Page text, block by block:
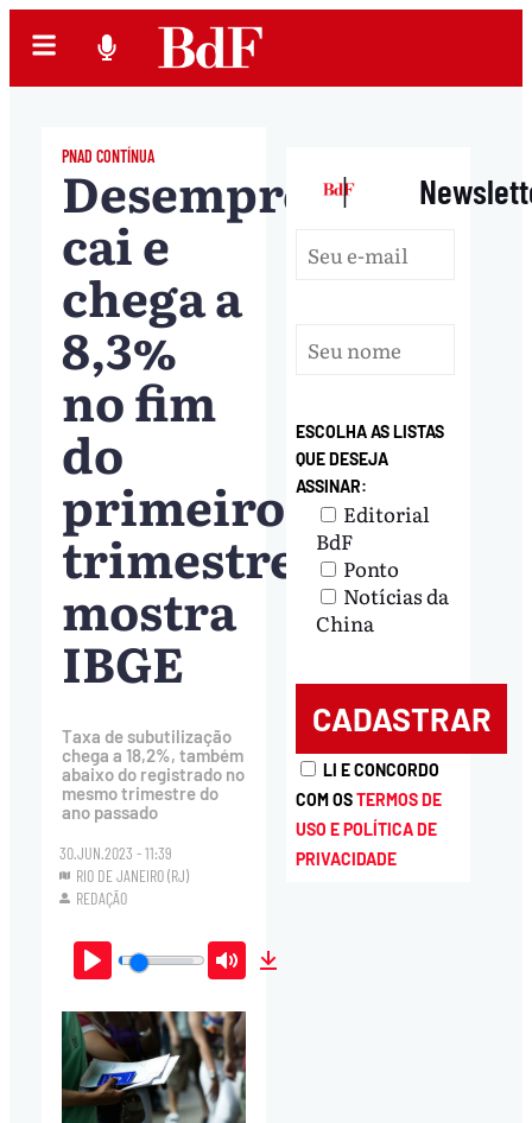
PNAD CONTÍNUA
Desemprego
cai e
chega a
8,3%
no fim
do
primeiro
trimestre,
mostra
IBGE
Taxa de subutilização
chega a 18,2%, também
abaixo do registrado no
mesmo trimestre do
ano passado
30.JUN.2023 - 11:39
RIO DE JANEIRO (RJ)
REDAÇÃO
Play Mute
|
ESCOLHA AS LISTAS
QUE DESEJA
ASSINAR:
Editorial
BdF
Ponto
Notícias da
China
LI E CONCORDO
COM OSTERMOS DE
USO E POLÍTICA DE
PRIVACIDADE